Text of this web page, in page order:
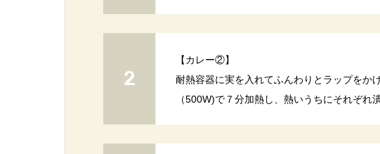
【カレー②】
耐熱容器に実を入れてふんわりとラップをか
（500W)で７分加熱し、熱いうちにそれぞれ潰